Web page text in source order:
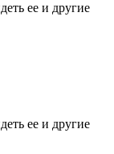
ее и другие
ее и другие